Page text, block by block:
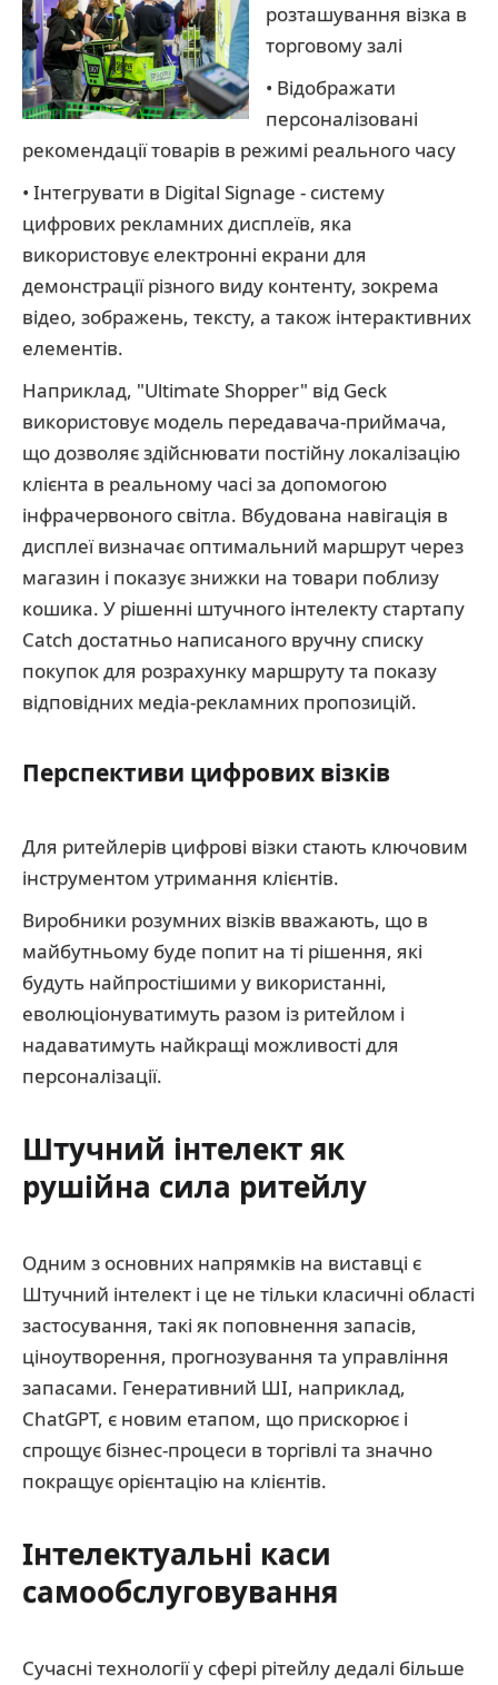
розташування візка в
торговому залі
• Відображати
персоналізовані
рекомендації товарів в режимі реального часу
• Інтегрувати в Digital Signage - систему
цифрових рекламних дисплеїв, яка
використовує електронні екрани для
демонстрації різного виду контенту, зокрема
відео, зображень, тексту, а також інтерактивних
елементів.
Наприклад, "Ultimate Shopper" від Geck
використовує модель передавача-приймача,
що дозволяє здійснювати постійну локалізацію
клієнта в реальному часі за допомогою
інфрачервоного світла. Вбудована навігація в
дисплеї визначає оптимальний маршрут через
магазин і показує знижки на товари поблизу
кошика. У рішенні штучного інтелекту стартапу
Catch достатньо написаного вручну списку
покупок для розрахунку маршруту та показу
відповідних медіа-рекламних пропозицій.
Перспективи цифрових візків
Для ритейлерів цифрові візки стають ключовим
інструментом утримання клієнтів.
Виробники розумних візків вважають, що в
майбутньому буде попит на ті рішення, які
будуть найпростішими у використанні,
еволюціонуватимуть разом із ритейлом і
надаватимуть найкращі можливості для
персоналізації.
Штучний інтелект як
рушійна сила ритейлу
Одним з основних напрямків на виставці є
Штучний інтелект і це не тільки класичні області
застосування, такі як поповнення запасів,
ціноутворення, прогнозування та управління
запасами. Генеративний ШІ, наприклад,
ChatGPT, є новим етапом, що прискорює і
спрощує бізнес-процеси в торгівлі та значно
покращує орієнтацію на клієнтів.
Інтелектуальні каси
самообслуговування
Сучасні технології у сфері рітейлу дедалі більше